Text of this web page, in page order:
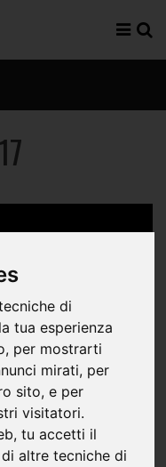
di
tua esperienza
per mostrarti
mirati, per
sito, e per
visitatori.
tu accetti il
altre tecniche di